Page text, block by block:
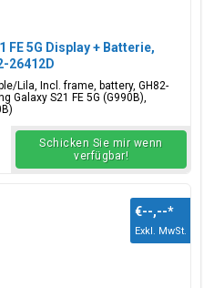
FE 5G Display + Batterie,
26412D
Lila, Incl. frame, battery, GH82-
Galaxy S21 FE 5G (G990B),
Schicken Sie mir wenn
verfügbar!
€--,--*
Exkl. MwSt.